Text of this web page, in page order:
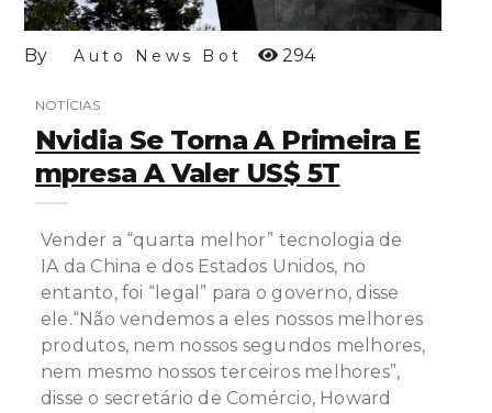
By Auto News Bot 294
NOTÍCIAS
Nvidia Se Torna A Primeira E
Mpresa A Valer US$ 5T
Vender a “quarta melhor” tecnologia de
IA da China e dos Estados Unidos, no
entanto, foi “legal” para o governo, disse
ele.“Não vendemos a eles nossos melhores
produtos, nem nossos segundos melhores,
nem mesmo nossos terceiros melhores”,
disse o secretário de Comércio, Howard